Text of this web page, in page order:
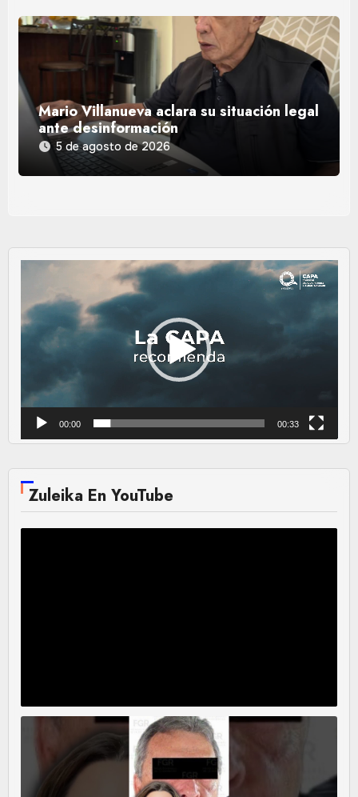
Mario Villanueva aclara su situación legal
ante desinformación
5 de agosto de 2026
Reproductor
vídeo
00:00 00:33
Zuleika En YouTube